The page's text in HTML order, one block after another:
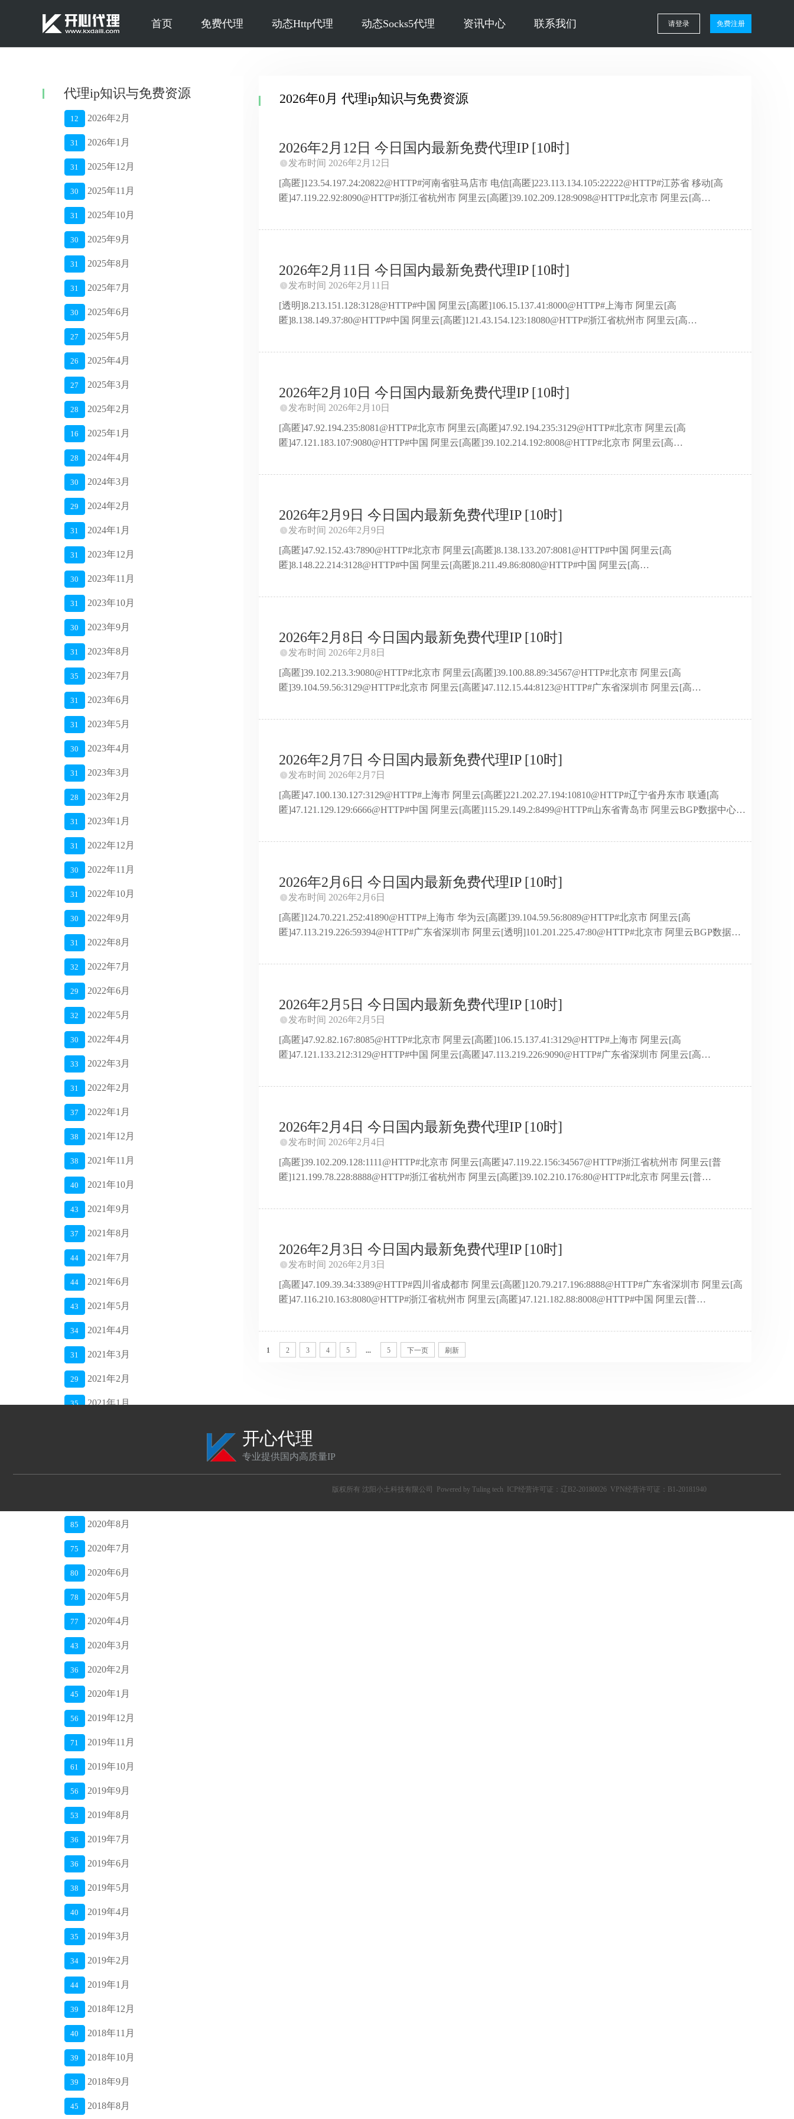
首页 免费代理 动态Http代理 动态Socks5代理 资讯中心 联系我们 请登录 免费注册
2026年0月 代理ip知识与免费资源
2026年2月12日 今日国内最新免费代理IP [10时]
发布时间 2026年2月12日
[高匿]123.54.197.24:20822@HTTP#河南省驻马店市 电信[高匿]223.113.134.105:22222@HTTP#江苏省 移动[高
匿]47.119.22.92:8090@HTTP#浙江省杭州市 阿里云[高匿]39.102.209.128:9098@HTTP#北京市 阿里云[高
匿]8.211.51.115:8081@HTTP#中国 阿里云[高匿]106.14.91.83:8000@HTTP#上海市 阿里云[高
2026年2月11日 今日国内最新免费代理IP [10时]
发布时间 2026年2月11日
[透明]8.213.151.128:3128@HTTP#中国 阿里云[高匿]106.15.137.41:8000@HTTP#上海市 阿里云[高
匿]8.138.149.37:80@HTTP#中国 阿里云[高匿]121.43.154.123:18080@HTTP#浙江省杭州市 阿里云[高
匿]58.22.60.174:1080@HTTP#福建省福州市 联通[普匿]183.215.23.242:9091@HTTP#湖南省长沙市 移动[高
2026年2月10日 今日国内最新免费代理IP [10时]
发布时间 2026年2月10日
[高匿]47.92.194.235:8081@HTTP#北京市 阿里云[高匿]47.92.194.235:3129@HTTP#北京市 阿里云[高
匿]47.121.183.107:9080@HTTP#中国 阿里云[高匿]39.102.214.192:8008@HTTP#北京市 阿里云[高
匿]106.14.104.220:1110@HTTP#上海市 阿里云[高匿]115.190.91.223:7897@HTTP#湖北省武汉市 鹏博士宽带[高
2026年2月9日 今日国内最新免费代理IP [10时]
发布时间 2026年2月9日
[高匿]47.92.152.43:7890@HTTP#北京市 阿里云[高匿]8.138.133.207:8081@HTTP#中国 阿里云[高
匿]8.148.22.214:3128@HTTP#中国 阿里云[高匿]8.211.49.86:8080@HTTP#中国 阿里云[高
匿]47.100.130.127:45@HTTP#上海市 阿里云[高匿]8.138.149.37:8889@HTTP#中国 阿里云[高
2026年2月8日 今日国内最新免费代理IP [10时]
发布时间 2026年2月8日
[高匿]39.102.213.3:9080@HTTP#北京市 阿里云[高匿]39.100.88.89:34567@HTTP#北京市 阿里云[高
匿]39.104.59.56:3129@HTTP#北京市 阿里云[高匿]47.112.15.44:8123@HTTP#广东省深圳市 阿里云[高
匿]210.75.240.178:4781@HTTP#北京市 联通[高匿]47.99.112.148:808@HTTP#浙江省杭州市 阿里云[高
2026年2月7日 今日国内最新免费代理IP [10时]
发布时间 2026年2月7日
[高匿]47.100.130.127:3129@HTTP#上海市 阿里云[高匿]221.202.27.194:10810@HTTP#辽宁省丹东市 联通[高
匿]47.121.129.129:6666@HTTP#中国 阿里云[高匿]115.29.149.2:8499@HTTP#山东省青岛市 阿里云BGP数据中心
[高匿]47.119.20.8:8081@HTTP#浙江省杭州市 阿里云[高匿]39.104.59.56:10000@HTTP#北京市 阿里云[高
2026年2月6日 今日国内最新免费代理IP [10时]
发布时间 2026年2月6日
[高匿]124.70.221.252:41890@HTTP#上海市 华为云[高匿]39.104.59.56:8089@HTTP#北京市 阿里云[高
匿]47.113.219.226:59394@HTTP#广东省深圳市 阿里云[透明]101.201.225.47:80@HTTP#北京市 阿里云BGP数据中
匿]39.104.69.76:9098@HTTP#北京市 阿里云[高匿]47.107.166.143:8008@HTTP#广东省深圳市 阿里云[高
2026年2月5日 今日国内最新免费代理IP [10时]
发布时间 2026年2月5日
[高匿]47.92.82.167:8085@HTTP#北京市 阿里云[高匿]106.15.137.41:3129@HTTP#上海市 阿里云[高
匿]47.121.133.212:3129@HTTP#中国 阿里云[高匿]47.113.219.226:9090@HTTP#广东省深圳市 阿里云[高
匿]139.196.214.238:3128@HTTP#上海市 阿里云BGP数据中心[高匿]123.60.109.71:10001@HTTP#上海市 华为云[高
2026年2月4日 今日国内最新免费代理IP [10时]
发布时间 2026年2月4日
[高匿]39.102.209.128:1111@HTTP#北京市 阿里云[高匿]47.119.22.156:34567@HTTP#浙江省杭州市 阿里云[普
匿]121.199.78.228:8888@HTTP#浙江省杭州市 阿里云[高匿]39.102.210.176:80@HTTP#北京市 阿里云[普
公司[高匿]47.108.159.113:3129@HTTP#四川省成都市 阿里云[高匿]39.102.209.163:80@HTTP#北京市 阿里云[高
2026年2月3日 今日国内最新免费代理IP [10时]
发布时间 2026年2月3日
[高匿]47.109.39.34:3389@HTTP#四川省成都市 阿里云[高匿]120.79.217.196:8888@HTTP#广东省深圳市 阿里云[高
匿]47.116.210.163:8080@HTTP#浙江省杭州市 阿里云[高匿]47.121.182.88:8008@HTTP#中国 阿里云[普
匿]221.231.13.198:1080@HTTP#江苏省盐城市 电信[高匿]47.105.122.72:3129@HTTP#山东省青岛市 阿里云[未
知]39.185.41.193:5911@HTTP#浙江省宁波市 移动[高匿]47.121.182.36 ...
1 2 3 4 5 ... 5 下一页 刷新
代理ip知识与免费资源
12 2026年2月
31 2026年1月
31 2025年12月
30 2025年11月
31 2025年10月
30 2025年9月
31 2025年8月
31 2025年7月
30 2025年6月
27 2025年5月
26 2025年4月
27 2025年3月
28 2025年2月
16 2025年1月
28 2024年4月
30 2024年3月
29 2024年2月
31 2024年1月
31 2023年12月
30 2023年11月
31 2023年10月
30 2023年9月
31 2023年8月
35 2023年7月
31 2023年6月
31 2023年5月
30 2023年4月
31 2023年3月
28 2023年2月
31 2023年1月
31 2022年12月
30 2022年11月
31 2022年10月
30 2022年9月
31 2022年8月
32 2022年7月
29 2022年6月
32 2022年5月
30 2022年4月
33 2022年3月
31 2022年2月
37 2022年1月
38 2021年12月
38 2021年11月
40 2021年10月
43 2021年9月
37 2021年8月
44 2021年7月
44 2021年6月
43 2021年5月
34 2021年4月
31 2021年3月
29 2021年2月
35 2021年1月
48 2020年10月
85 2020年8月
75 2020年7月
80 2020年6月
78 2020年5月
77 2020年4月
43 2020年3月
36 2020年2月
45 2020年1月
56 2019年12月
71 2019年11月
61 2019年10月
56 2019年9月
53 2019年8月
36 2019年7月
36 2019年6月
38 2019年5月
40 2019年4月
35 2019年3月
34 2019年2月
44 2019年1月
39 2018年12月
40 2018年11月
39 2018年10月
39 2018年9月
45 2018年8月
开心代理
专业提供国内高质量IP
版权所有 沈阳小土科技有限公司 Powered by Tuling tech ICP经营许可证：辽B2-20180026VPN经营许可证：B1-20181940